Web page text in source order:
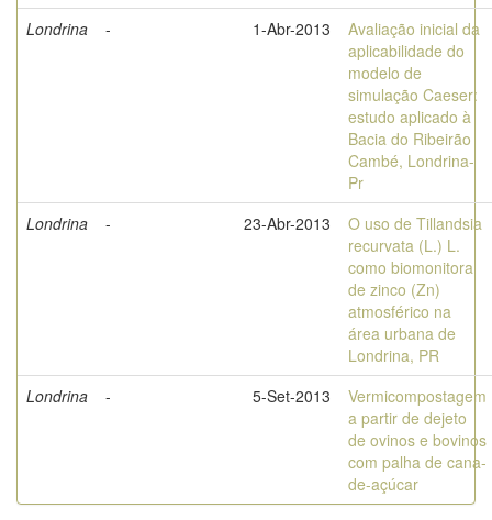
Londrina
- 1-Abr-2013
Avaliação inicial da
aplicabilidade do
modelo de
simulação Caeser:
estudo aplicado à
Bacia do Ribeirão
Cambé, Londrina-
Pr
Londrina
- 23-Abr-2013
O uso de Tillandsia
recurvata (L.) L.
como biomonitora
de zinco (Zn)
atmosférico na
área urbana de
Londrina, PR
Londrina
- 5-Set-2013
Vermicompostagem
a partir de dejeto
de ovinos e bovinos
com palha de cana-
de-açúcar